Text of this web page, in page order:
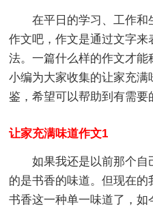
在平日的学习、工作和
作文吧，作文是通过文字
法。一篇什么样的作文才
小编为大家收集的让家充
鉴，希望可以帮助到有需要
让家充满味道作文1
如果我还是以前那个自
的是书香的味道。但现在
书香这一种单一味道了，